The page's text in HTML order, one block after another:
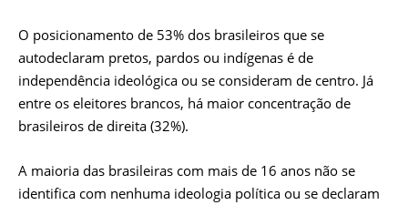
O posicionamento de 53% dos brasileiros que se
autodeclaram pretos, pardos ou indígenas é de
independência ideológica ou se consideram de centro. Já
entre os eleitores brancos, há maior concentração de
brasileiros de direita (32%).
A maioria das brasileiras com mais de 16 anos não se
identifica com nenhuma ideologia política ou se declaram